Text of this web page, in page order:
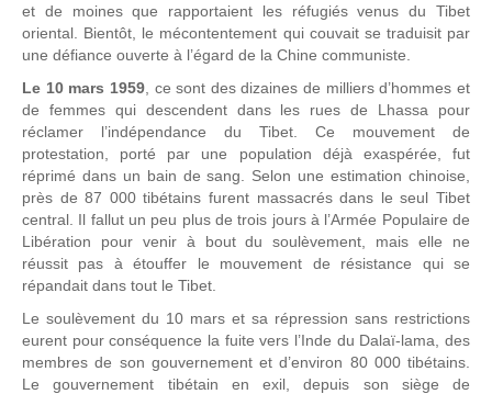
et de moines que rapportaient les réfugiés venus du Tibet
oriental. Bientôt, le mécontentement qui couvait se traduisit par
une défiance ouverte à l’égard de la Chine communiste.
Le 10 mars 1959, ce sont des dizaines de milliers d’hommes et
de femmes qui descendent dans les rues de Lhassa pour
réclamer l’indépendance du Tibet. Ce mouvement de
protestation, porté par une population déjà exaspérée, fut
réprimé dans un bain de sang. Selon une estimation chinoise,
près de 87 000 tibétains furent massacrés dans le seul Tibet
central. Il fallut un peu plus de trois jours à l’Armée Populaire de
Libération pour venir à bout du soulèvement, mais elle ne
réussit pas à étouffer le mouvement de résistance qui se
répandait dans tout le Tibet.
Le soulèvement du 10 mars et sa répression sans restrictions
eurent pour conséquence la fuite vers l’Inde du Dalaï-lama, des
membres de son gouvernement et d’environ 80 000 tibétains.
Le gouvernement tibétain en exil, depuis son siège de